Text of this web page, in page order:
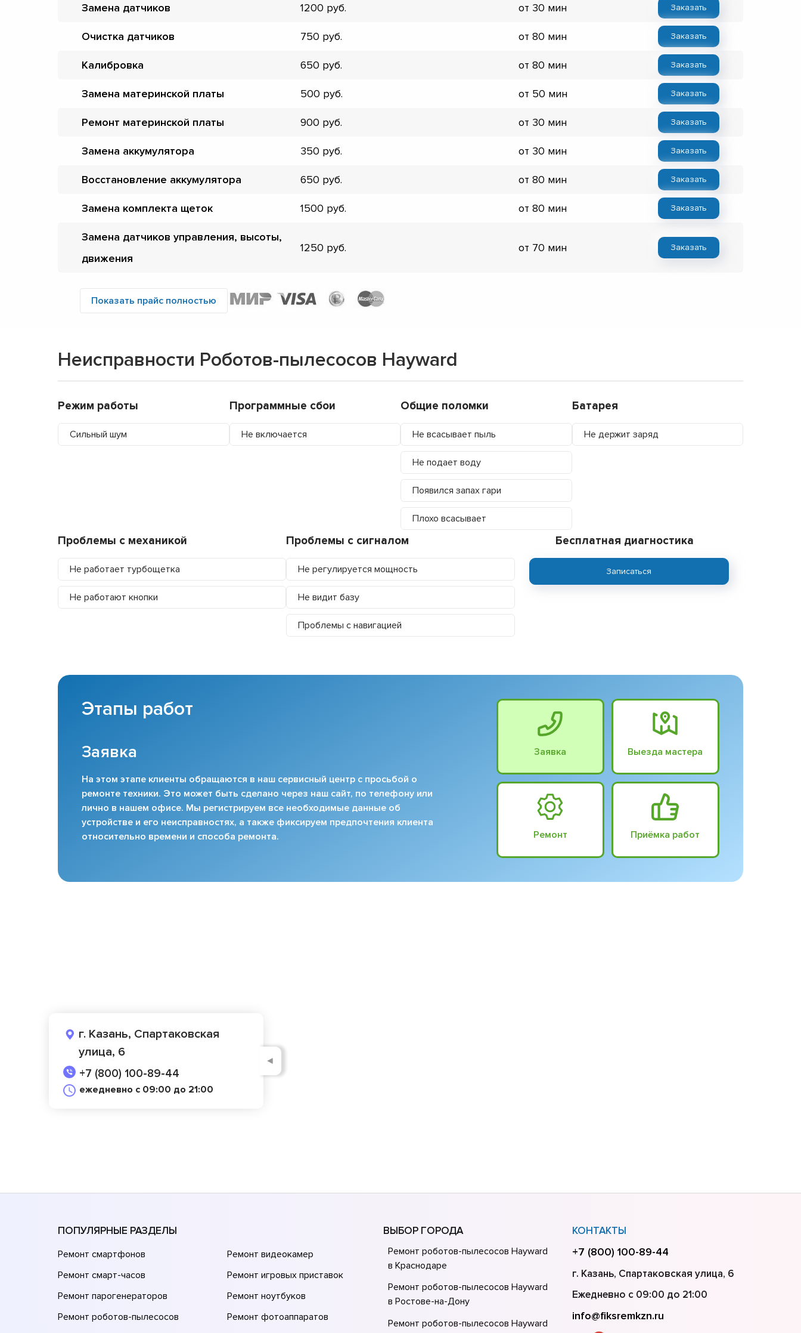
Замена датчиков 1200 от 30 мин Заказать
Очистка датчиков 750 от 80 мин Заказать
Калибровка 650 от 80 мин Заказать
Замена материнской платы 500 от 50 мин Заказать
Ремонт материнской платы 900 от 30 мин Заказать
Замена аккумулятора 350 от 30 мин Заказать
Восстановление аккумулятора 650 от 80 мин Заказать
Замена комплекта щеток 1500 от 80 мин Заказать
Замена датчиков управления, высоты,
движения
1250 от 70 мин Заказать
Показать прайс полностью
Неисправности Роботов-пылесосов Hayward
Режим работы
Сильный шум
Программные сбои
Не включается
Общие поломки
Не всасывает пыль
Не подает воду
Появился запах гари
Плохо всасывает
Батарея
Не держит заряд
Проблемы с механикой
Не работает турбощетка
Не работают кнопки
Проблемы с сигналом
Не регулируется мощность
Не видит базу
Проблемы с навигацией
Бесплатная диагностика
Записаться
Этапы работ
Заявка
На этом этапе клиенты обращаются в наш сервисный центр с просьбой о
ремонте техники. Это может быть сделано через наш сайт, по телефону или
лично в нашем офисе. Мы регистрируем все необходимые данные об
устройстве и его неисправностях, а также фиксируем предпочтения клиента
относительно времени и способа ремонта.
Заявка Выезда мастера
Ремонт Приёмка работ
г. Казань, Спартаковская
улица, 6
+7 (800) 100-89-44
ежедневно с 09:00 до 21:00
◄
ПОПУЛЯРНЫЕ РАЗДЕЛЫ
Ремонт смартфонов
Ремонт смарт-часов
Ремонт парогенераторов
Ремонт роботов-пылесосов
Ремонт видеокамер
Ремонт игровых приставок
Ремонт ноутбуков
Ремонт фотоаппаратов
ВЫБОР ГОРОДА
Ремонт роботов-пылесосов Hayward
в Краснодаре
Ремонт роботов-пылесосов Hayward
в Ростове-на-Донy
Ремонт роботов-пылесосов Hayward
КОНТАКТЫ
+7 (800) 100-89-44
г. Казань, Спартаковская улица, 6
Ежедневно с 09:00 до 21:00
info@fiksremkzn.ru